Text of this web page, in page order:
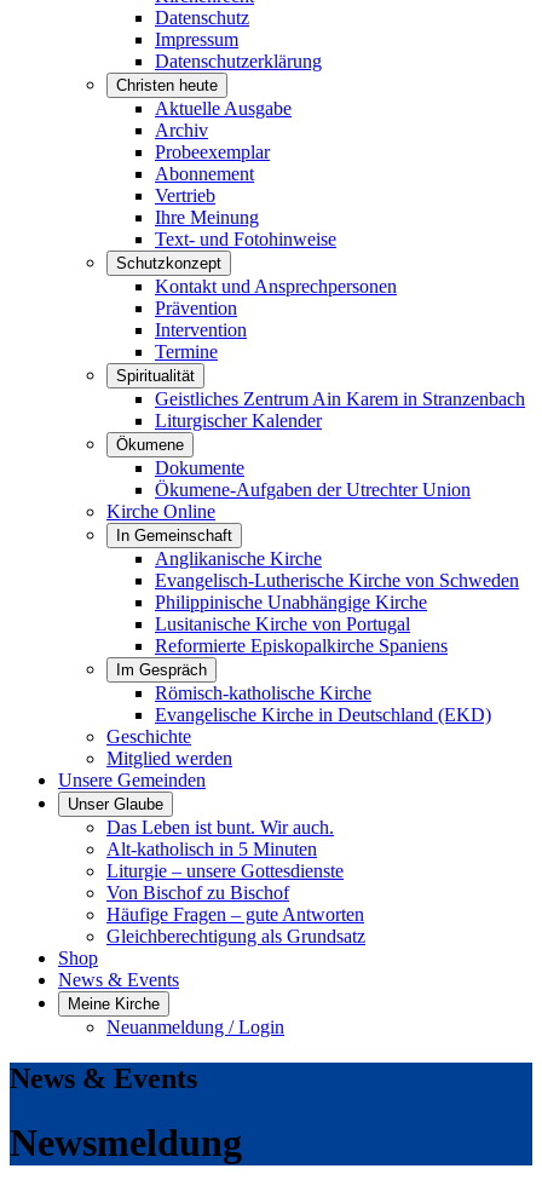
Datenschutz
Impressum
Datenschutzerklärung
Christen heute
Aktuelle Ausgabe
Archiv
Probeexemplar
Abonnement
Vertrieb
Ihre Meinung
Text- und Fotohinweise
Schutzkonzept
Kontakt und Ansprechpersonen
Prävention
Intervention
Termine
Spiritualität
Geistliches Zentrum Ain Karem in Stranzenbach
Liturgischer Kalender
Ökumene
Dokumente
Ökumene-Aufgaben der Utrechter Union
Kirche Online
In Gemeinschaft
Anglikanische Kirche
Evangelisch-Lutherische Kirche von Schweden
Philippinische Unabhängige Kirche
Lusitanische Kirche von Portugal
Reformierte Episkopalkirche Spaniens
Im Gespräch
Römisch-katholische Kirche
Evangelische Kirche in Deutschland (EKD)
Geschichte
Mitglied werden
Unsere Gemeinden
Unser Glaube
Das Leben ist bunt. Wir auch.
Alt-katholisch in 5 Minuten
Liturgie – unsere Gottesdienste
Von Bischof zu Bischof
Häufige Fragen – gute Antworten
Gleichberechtigung als Grundsatz
Shop
News & Events
Meine Kirche
Neuanmeldung / Login
News & Events
Newsmeldung